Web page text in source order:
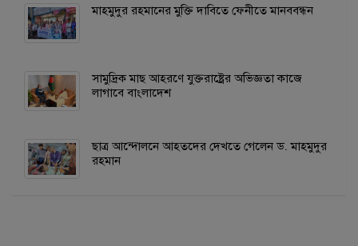
মাহমুদুর রহমানের মুক্তি দাবিতে ফেনীতে মানববন্ধন
সামুদ্রিক মাছ আহরণে যুক্তরাষ্ট্রের অভিজ্ঞতা কাজে
লাগাবে বাংলাদেশ
ছাত্র আন্দোলনে আহতদের দেখতে গেলেন ড. মাহমুদুর
রহমান